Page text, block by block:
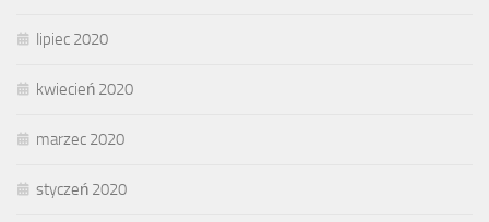
lipiec 2020
kwiecień 2020
marzec 2020
styczeń 2020